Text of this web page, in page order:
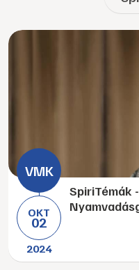
OKT
02
2024
SpiriTémák